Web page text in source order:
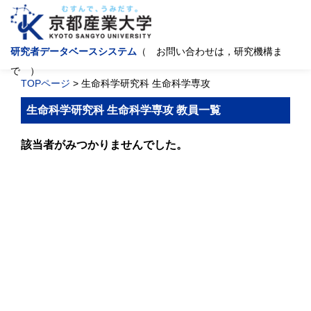
研究者データベースシステム （ お問い合わせは，研究機構ま
で ）
TOPページ > 生命科学研究科 生命科学専攻
生命科学研究科 生命科学専攻 教員一覧
該当者がみつかりませんでした。